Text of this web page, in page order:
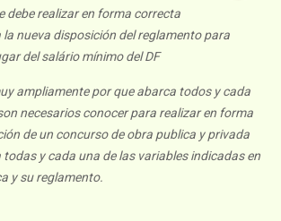
debe realizar en forma correcta
nueva disposición del reglamento para
del salário mínimo del DF
ampliamente por que abarca todos y cada
necesarios conocer para realizar en forma
de un concurso de obra publica y privada
y cada una de las variables indicadas en
y su reglamento.